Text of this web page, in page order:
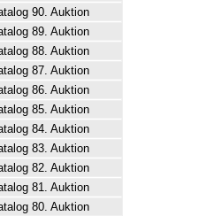
90. Auktion
89. Auktion
88. Auktion
87. Auktion
86. Auktion
85. Auktion
84. Auktion
83. Auktion
82. Auktion
81. Auktion
80. Auktion